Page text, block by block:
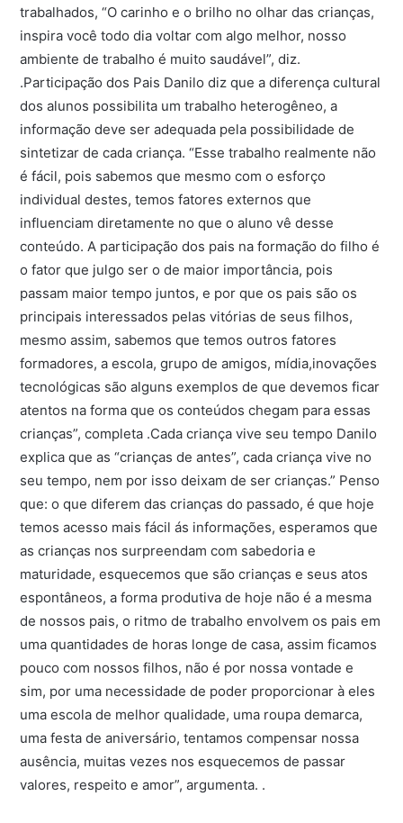
trabalhados, “O carinho e o brilho no olhar das crianças,
inspira você todo dia voltar com algo melhor, nosso
ambiente de trabalho é muito saudável”, diz.
.Participação dos Pais Danilo diz que a diferença cultural
dos alunos possibilita um trabalho heterogêneo, a
informação deve ser adequada pela possibilidade de
sintetizar de cada criança. “Esse trabalho realmente não
é fácil, pois sabemos que mesmo com o esforço
individual destes, temos fatores externos que
influenciam diretamente no que o aluno vê desse
conteúdo. A participação dos pais na formação do filho é
o fator que julgo ser o de maior importância, pois
passam maior tempo juntos, e por que os pais são os
principais interessados pelas vitórias de seus filhos,
mesmo assim, sabemos que temos outros fatores
formadores, a escola, grupo de amigos, mídia,inovações
tecnológicas são alguns exemplos de que devemos ficar
atentos na forma que os conteúdos chegam para essas
crianças”, completa .Cada criança vive seu tempo Danilo
explica que as “crianças de antes”, cada criança vive no
seu tempo, nem por isso deixam de ser crianças.” Penso
que: o que diferem das crianças do passado, é que hoje
temos acesso mais fácil ás informações, esperamos que
as crianças nos surpreendam com sabedoria e
maturidade, esquecemos que são crianças e seus atos
espontâneos, a forma produtiva de hoje não é a mesma
de nossos pais, o ritmo de trabalho envolvem os pais em
uma quantidades de horas longe de casa, assim ficamos
pouco com nossos filhos, não é por nossa vontade e
sim, por uma necessidade de poder proporcionar à eles
uma escola de melhor qualidade, uma roupa demarca,
uma festa de aniversário, tentamos compensar nossa
ausência, muitas vezes nos esquecemos de passar
valores, respeito e amor”, argumenta. .